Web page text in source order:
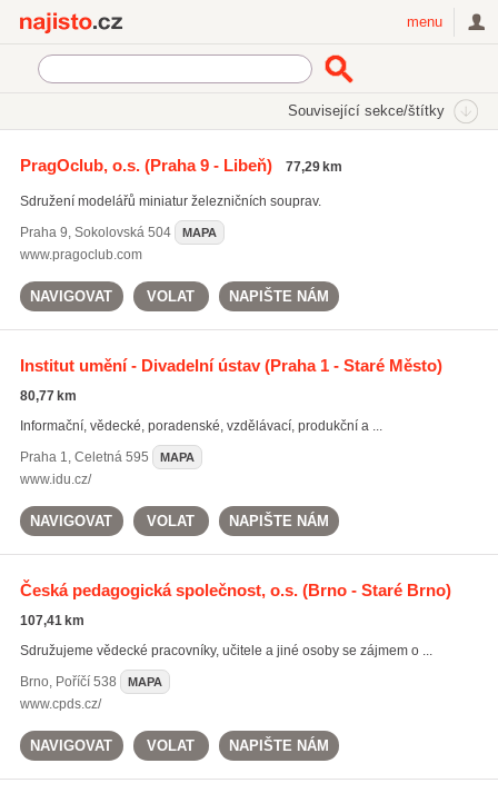
menu
Související sekce/štítky
Vědecko - technické spolky a sdružení
PragOclub, o.s.(Praha 9 - Libeň) 77,29 km
Sdružení modelářů miniatur železničních souprav.
Praha 9, Sokolovská 504 MAPA
www.pragoclub.com
NAVIGOVAT VOLAT NAPIŠTE NÁM
Institut umění - Divadelní ústav(Praha 1 - Staré Město)
80,77 km
Informační, vědecké, poradenské, vzdělávací, produkční a ...
Praha 1, Celetná 595 MAPA
www.idu.cz/
NAVIGOVAT VOLAT NAPIŠTE NÁM
Česká pedagogická společnost, o.s.(Brno - Staré Brno)
107,41 km
Sdružujeme vědecké pracovníky, učitele a jiné osoby se zájmem o ...
Brno, Poříčí 538 MAPA
www.cpds.cz/
NAVIGOVAT VOLAT NAPIŠTE NÁM